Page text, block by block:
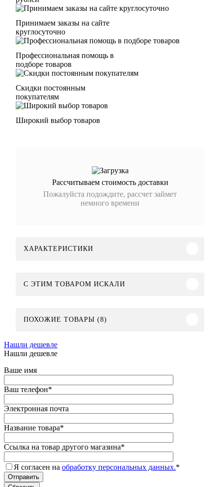
Принимаем заказы на сайте
круглосуточно
Профессиональная помощь в
подборе товаров
Скидки постоянным
покупателям
Широкий выбор товаров
Рассчитываем стоимость доставки
Пожалуйста подождите, рассчет займет
немного времени
ХАРАКТЕРИСТИКИ
C ЭТИМ ТОВАРОМ ИСКАЛИ
ПОХОЖИЕ ТОВАРЫ (8)
Нашли дешевле
Нашли дешевле
Ваше имя
Ваш телефон*
Электронная почта
Название товара*
Ссылка на товар другого магазина*
Я согласен на обработку персональных данных.*